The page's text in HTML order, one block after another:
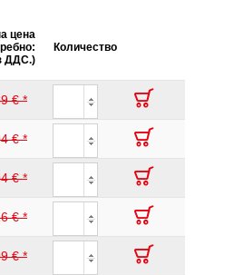
цена
ДДС.)
Количество
€ *
€ *
€ *
€ *
€ *